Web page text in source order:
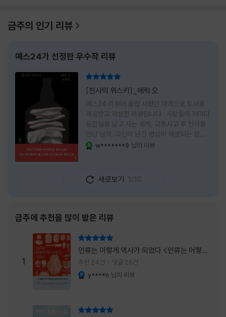
금주의 인기 리뷰
예스24가 선정한 우수작 리뷰
[천사의 위스키]_에릭 오
예스24 리뷰어 클럽 서평단 자격으로 도서를
제공받고 작성한 리뷰입니다 사람들이 저마다
등껍질을 달고 사는 세계, 교통사고 후 천사를
만난 남자, 고인이 남긴 영상이 재생되는 장례
식장에서 똥을 싼 개. 이 책에는 몇 줄만 읽어도
넘어가 있었다. 소설을 읽으면서 잘 만든 단편
애니메이션 여러 편을 차례로 보는 기분이 들었
선명하게 그려졌고, 한 편이 끝날 때마다 질문
이 뒤따라왔다. 감출 수 없는 세계는 더 다정할
까 「등껍질」의 세계에서 사람들은 저마다 다른
등껍질을 달고 살아간다. 몸의 일부이면서 한
사람을 표현하는 수단
w*******9 님의 리뷰
새로보기 1/10
금주에 추천을 많이 받은 리뷰
1
인류는 이렇게 역사가 되었다 <인류는 어떻게
역사가 되었나>
추천 24건 댓글 25건
y****n 님의 리뷰